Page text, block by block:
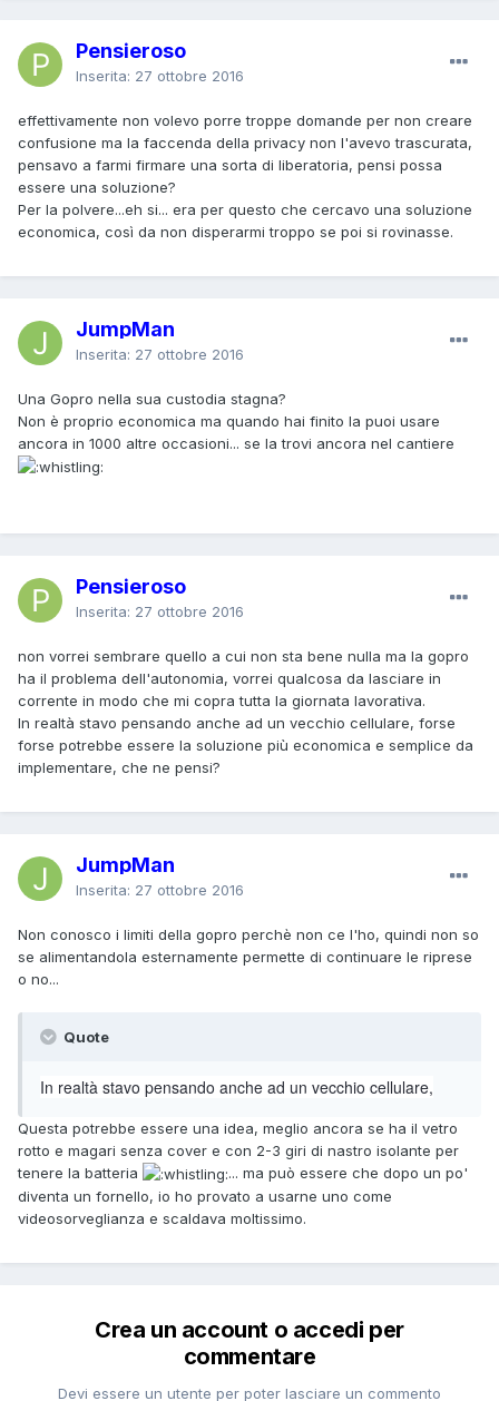
Pensieroso
Inserita: 27 ottobre 2016
effettivamente non volevo porre troppe domande per non creare
confusione ma la faccenda della privacy non l'avevo trascurata,
pensavo a farmi firmare una sorta di liberatoria, pensi possa
essere una soluzione?
Per la polvere...eh si... era per questo che cercavo una soluzione
economica, così da non disperarmi troppo se poi si rovinasse.
JumpMan
Inserita: 27 ottobre 2016
Una Gopro nella sua custodia stagna?
Non è proprio economica ma quando hai finito la puoi usare
ancora in 1000 altre occasioni... se la trovi ancora nel cantiere
Pensieroso
Inserita: 27 ottobre 2016
non vorrei sembrare quello a cui non sta bene nulla ma la gopro
ha il problema dell'autonomia, vorrei qualcosa da lasciare in
corrente in modo che mi copra tutta la giornata lavorativa.
In realtà stavo pensando anche ad un vecchio cellulare, forse
forse potrebbe essere la soluzione più economica e semplice da
implementare, che ne pensi?
JumpMan
Inserita: 27 ottobre 2016
Non conosco i limiti della gopro perchè non ce l'ho, quindi non so
se alimentandola esternamente permette di continuare le riprese
o no...
Quote
In realtà stavo pensando anche ad un vecchio cellulare,
Questa potrebbe essere una idea, meglio ancora se ha il vetro
rotto e magari senza cover e con 2-3 giri di nastro isolante per
tenere la batteria
... ma può essere che dopo un po'
diventa un fornello, io ho provato a usarne uno come
videosorveglianza e scaldava moltissimo.
Crea un account o accedi per
commentare
Devi essere un utente per poter lasciare un commento